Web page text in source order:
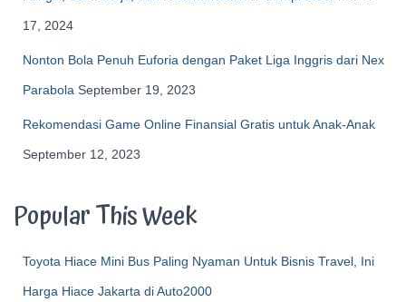
17, 2024
Nonton Bola Penuh Euforia dengan Paket Liga Inggris dari Nex
Parabola September 19, 2023
Rekomendasi Game Online Finansial Gratis untuk Anak-Anak
September 12, 2023
Popular This Week
Toyota Hiace Mini Bus Paling Nyaman Untuk Bisnis Travel, Ini
Harga Hiace Jakarta di Auto2000